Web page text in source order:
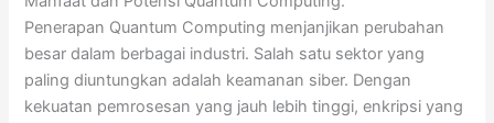
Penerapan Quantum Computing menjanjikan perubahan
besar dalam berbagai industri. Salah satu sektor yang
paling diuntungkan adalah keamanan siber. Dengan
kekuatan pemrosesan yang jauh lebih tinggi, enkripsi yang